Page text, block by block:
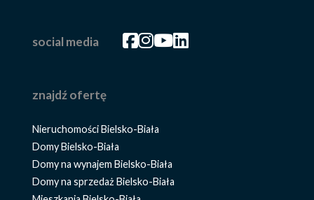
social media Facebook
Facebook
Facebook
Facebook
znajdź ofertę
Nieruchomości Bielsko-Biała
Domy Bielsko-Biała
Domy na wynajem Bielsko-Biała
Domy na sprzedaż Bielsko-Biała